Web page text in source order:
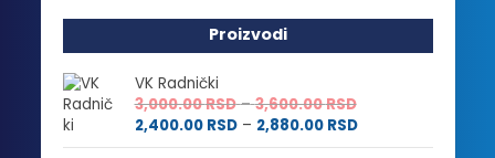
Proizvodi
VK Radnički
3,000.00RSD – 3,600.00RSDRaspon
cena:
od
2,400.00 RSD – 2,880.00 RSDRaspon
cena: